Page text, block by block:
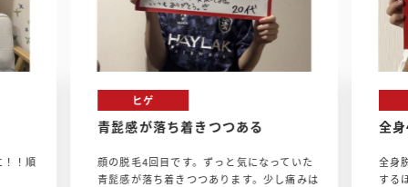
！順
ヒゲ
青髭感が落ち着きつつある
顔の脱毛4回目です。ずっと気になっていた
青髭感が落ち着きつつあります。少し痛みは
全
全身
する